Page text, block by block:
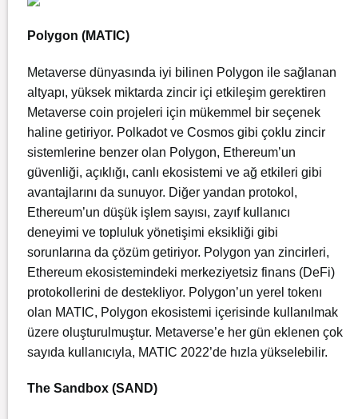
Polygon (MATIC)
Metaverse dünyasında iyi bilinen Polygon ile sağlanan
altyapı, yüksek miktarda zincir içi etkileşim gerektiren
Metaverse coin projeleri için mükemmel bir seçenek
haline getiriyor. Polkadot ve Cosmos gibi çoklu zincir
sistemlerine benzer olan Polygon, Ethereum’un
güvenliği, açıklığı, canlı ekosistemi ve ağ etkileri gibi
avantajlarını da sunuyor. Diğer yandan protokol,
Ethereum’un düşük işlem sayısı, zayıf kullanıcı
deneyimi ve topluluk yönetişimi eksikliği gibi
sorunlarına da çözüm getiriyor. Polygon yan zincirleri,
Ethereum ekosistemindeki merkeziyetsiz finans (DeFi)
protokollerini de destekliyor. Polygon’un yerel tokenı
olan MATIC, Polygon ekosistemi içerisinde kullanılmak
üzere oluşturulmuştur. Metaverse’e her gün eklenen çok
sayıda kullanıcıyla, MATIC 2022’de hızla yükselebilir.
The Sandbox (SAND)